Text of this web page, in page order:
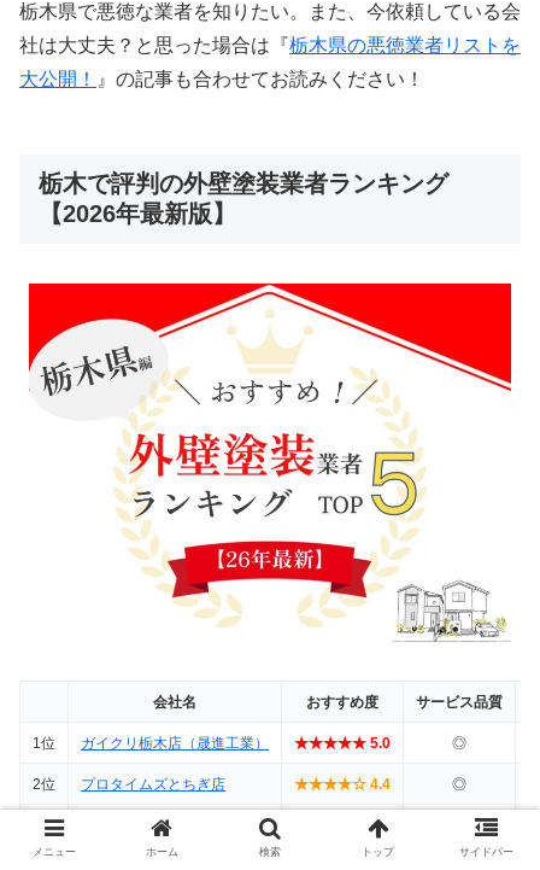
栃木県で悪徳な業者を知りたい。また、今依頼している会
社は大丈夫？と思った場合は『栃木県の悪徳業者リストを
大公開！
』の記事も合わせてお読みください！
栃木で評判の外壁塗装業者ランキング
【2026年最新版】
会社名 おすすめ度 サービス品質
1位 ガイクリ栃木店（晟進工業） ★★★★★ 5.0 ◎
2位 プロタイムズとちぎ店 ★★★★☆ 4.4 ◎
3位 屋根外壁塗装専門店いろとち ★★★★☆ 3.7
メニュー ホーム 検索 トップ サイドバー